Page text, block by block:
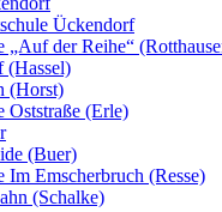
Ückendorf
„Auf der Reihe“
(Hassel)
(Horst)
Oststraße (Erle)
(Buer)
Im Emscherbruch (Resse)
(Schalke)